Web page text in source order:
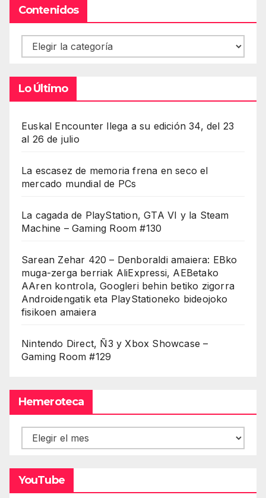
Contenidos
Contenidos
Lo Último
Euskal Encounter llega a su edición 34, del 23
al 26 de julio
La escasez de memoria frena en seco el
mercado mundial de PCs
La cagada de PlayStation, GTA VI y la Steam
Machine – Gaming Room #130
Sarean Zehar 420 – Denboraldi amaiera: EBko
muga-zerga berriak AliExpressi, AEBetako
AAren kontrola, Googleri behin betiko zigorra
Androidengatik eta PlayStationeko bideojoko
fisikoen amaiera
Nintendo Direct, Ñ3 y Xbox Showcase –
Gaming Room #129
Hemeroteca
Hemeroteca
YouTube